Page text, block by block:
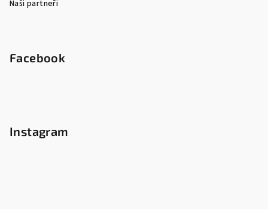
Naši partneři
Facebook
Instagram